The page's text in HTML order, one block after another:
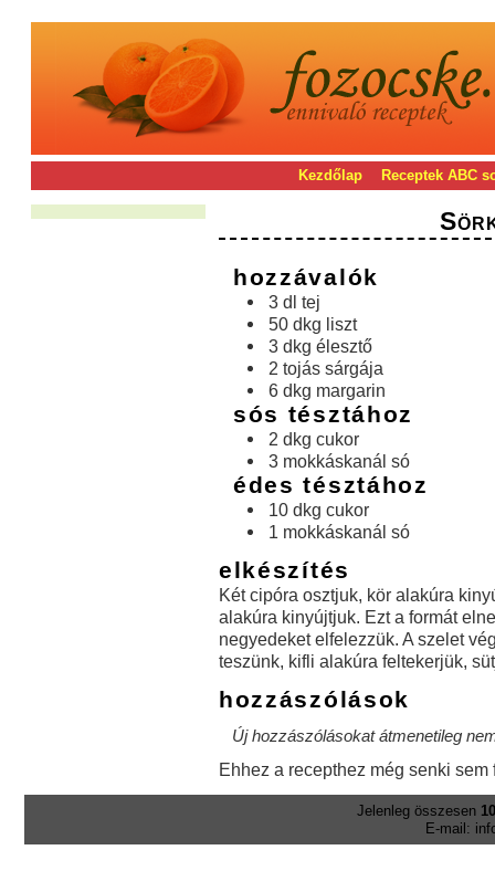
Kezdőlap Receptek ABC
hozzávalók
3 dl tej
50 dkg liszt
3 dkg élesztő
2 tojás sárgája
6 dkg margarin
sós tésztához
2 dkg cukor
3 mokkáskanál só
édes tésztához
10 dkg cukor
1 mokkáskanál só
elkészítés
Két cipóra osztjuk, kör alakúra
alakúra kinyújtjuk. Ezt a formát
negyedeket elfelezzük. A szelet
teszünk, kifli alakúra feltekerjük,
hozzászólások
Új hozzászólásokat átmenetileg
Ehhez a recepthez még senki sem
Jelenleg összesen
E-mail: